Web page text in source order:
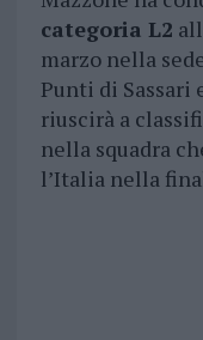
categoria L2
marzo nella
Punti di Sassari
riuscirà a
nella squadra
l’Italia nella